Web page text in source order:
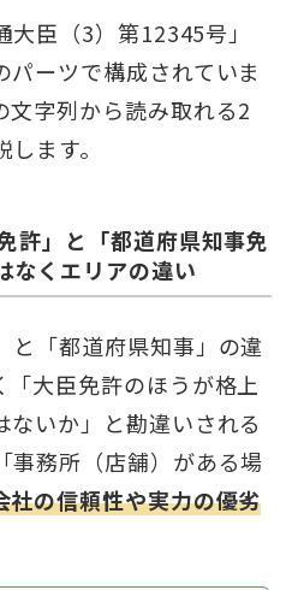
臣（3）第12345号」
ーツで構成されていま
文字列から読み取れる2
ます。
許」と「都道府県知事免
なくエリアの違い
と「都道府県知事」の違
「大臣免許のほうが格上
ないか」と勘違いされる
事務所（店舗）がある場
社の信頼性や実力の優劣